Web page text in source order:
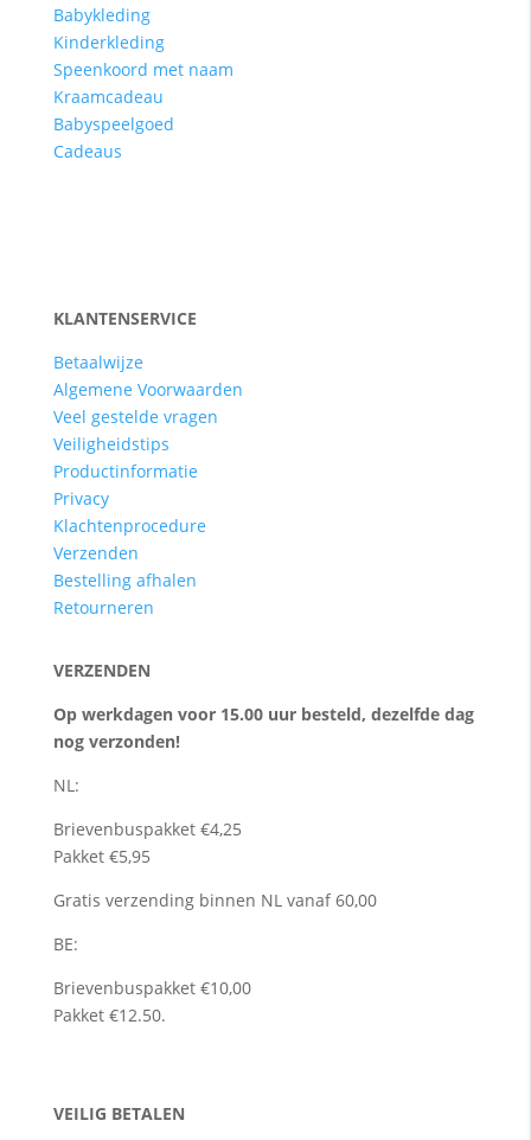
Babykleding
Kinderkleding
Speenkoord met naam
Kraamcadeau
Babyspeelgoed
Cadeaus
KLANTENSERVICE
Betaalwijze
Algemene Voorwaarden
Veel gestelde vragen
Veiligheidstips
Productinformatie
Privacy
Klachtenprocedure
Verzenden
Bestelling afhalen
Retourneren
VERZENDEN
Op werkdagen voor 15.00 uur besteld, dezelfde dag
nog verzonden!
NL:
Brievenbuspakket €4,25
Pakket €5,95
Gratis verzending binnen NL vanaf 60,00
BE:
Brievenbuspakket €10,00
Pakket €12.50.
VEILIG BETALEN